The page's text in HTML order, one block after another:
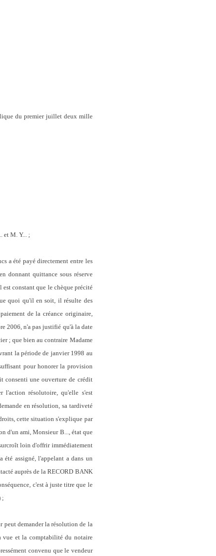
du premier juillet deux mille
et M. Y... ;
a été payé directement entre les
donnant quittance sous réserve
constant que le chèque précité
quoi qu'il en soit, il résulte des
de la créance originaire,
2006, n'a pas justifié qu'à la date
; que bien au contraire Madame
la période de janvier 1998 au
pour honorer la provision
consenti une ouverture de crédit
l'action résolutoire, qu'elle s'est
en résolution, sa tardiveté
cette situation s'explique par
d'un ami, Monsieur B..., état que
loin d'offrir immédiatement
assigné, l'appelant a dans un
auprès de la RECORD BANK
c'est à juste titre que le
;
peut demander la résolution de la
vue et la comptabilité du notaire
convenu que le vendeur